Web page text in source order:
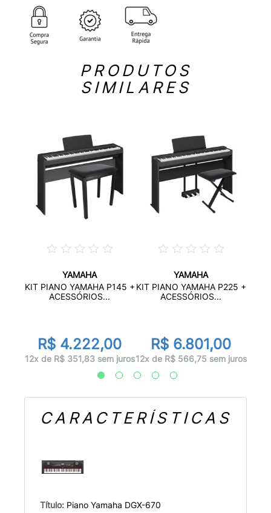
PRODUTOS
SIMILARES
YAMAHA
KIT PIANO YAMAHA P145 +
ACESSÓRIOS...
R$ 4.222,00
12x de R$ 351,83 sem juros
YAMAHA
KIT PIANO YAMAHA P225 +
ACESSÓRIOS...
R$ 6.801,00
12x de R$ 566,75 sem juros
CARACTERÍSTICAS
Título: Piano Yamaha DGX-670